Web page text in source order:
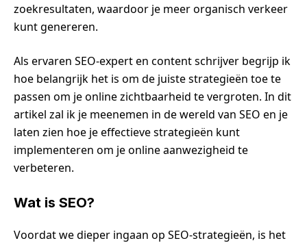
zoekresultaten, waardoor je meer organisch verkeer
kunt genereren.
Als ervaren SEO-expert en content schrijver begrijp ik
hoe belangrijk het is om de juiste strategieën toe te
passen om je online zichtbaarheid te vergroten. In dit
artikel zal ik je meenemen in de wereld van SEO en je
laten zien hoe je effectieve strategieën kunt
implementeren om je online aanwezigheid te
verbeteren.
Wat is SEO?
Voordat we dieper ingaan op SEO-strategieën, is het